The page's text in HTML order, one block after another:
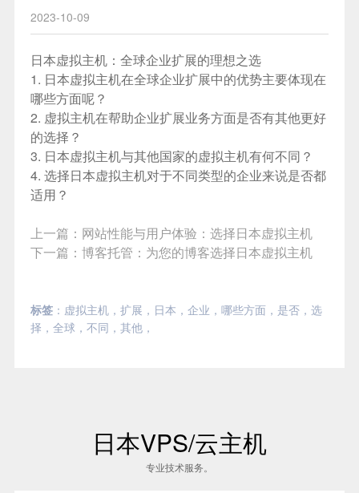
2023-10-09
日本虚拟主机：全球企业扩展的理想之选
1. 日本虚拟主机在全球企业扩展中的优势主要体现在
哪些方面呢？
2. 虚拟主机在帮助企业扩展业务方面是否有其他更好
的选择？
3. 日本虚拟主机与其他国家的虚拟主机有何不同？
4. 选择日本虚拟主机对于不同类型的企业来说是否都
适用？
上一篇： 网站性能与用户体验：选择日本虚拟主机
下一篇： 博客托管：为您的博客选择日本虚拟主机
标签： 虚拟主机， 扩展 ， 日本 ， 企业 ， 哪些方面， 是否， 选
择 ， 全球， 不同 ， 其他，
日本VPS/云主机
专业技术服务。